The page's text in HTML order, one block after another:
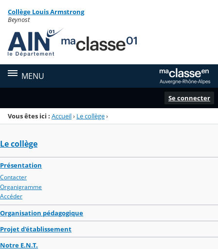
Menu de la rubrique
Contenu
Collège Louis Armstrong
Beynost
MENU
Se connecter
Vous êtes ici : Accueil› Le collège›
Le collège
Présentation
Contacter
Organigramme
Accéder
Organisation pédagogique
Projet d'établissement
Notre E.N.T.